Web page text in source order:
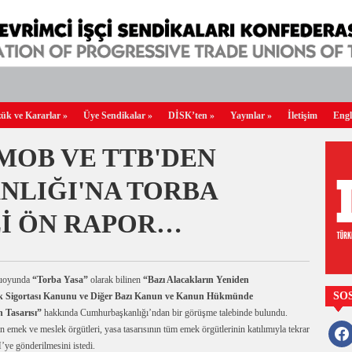
ve Kararlar » Üye Sendikalar » DİSK’ten » Yayınlar » İletişim
VE TTB'DEN
TORBA
ÖN RAPOR…
“Torba Yasa” olarak bilinen “Bazı Alacakların Yeniden
Sigortası Kanunu ve Diğer Bazı Kanun ve Kanun Hükmünde
hakkında Cumhurbaşkanlığı’ndan bir görüşme talebinde bulundu.
ve meslek örgütleri, yasa tasarısının tüm emek örgütlerinin katılımıyla tekrar
gönderilmesini istedi.